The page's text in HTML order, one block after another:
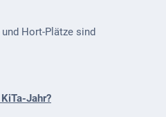
Hort-Plätze sind
Jahr?